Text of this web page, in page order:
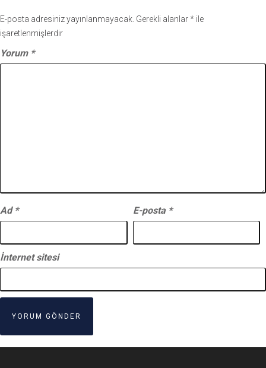
E-posta adresiniz yayınlanmayacak. Gerekli alanlar* ile
işaretlenmişlerdir
Yorum *
Ad * E-posta *
İnternet sitesi